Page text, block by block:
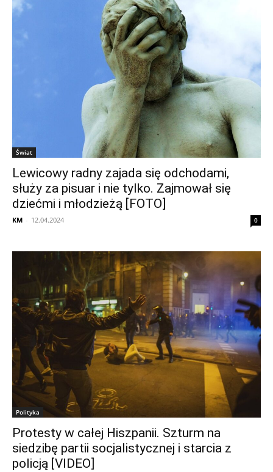
Świat
Lewicowy radny zajada się odchodami,
służy za pisuar i nie tylko. Zajmował się
dziećmi i młodzieżą [FOTO]
KM - 12.04.2024 0
Polityka
Protesty w całej Hiszpanii. Szturm na
siedzibę partii socjalistycznej i starcia z
policją [VIDEO]